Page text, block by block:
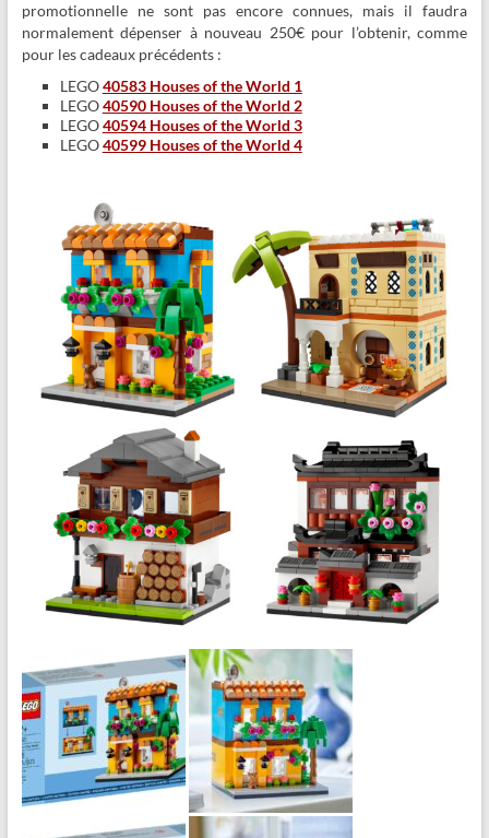
promotionnelle ne sont pas encore connues, mais il faudra
normalement dépenser à nouveau 250€ pour l’obtenir, comme
pour les cadeaux précédents :
LEGO40583 Houses of the World 1
LEGO40590 Houses of the World 2
LEGO40594 Houses of the World 3
LEGO40599 Houses of the World 4